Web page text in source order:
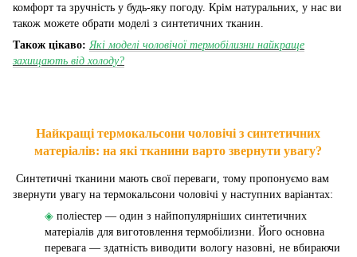
комфорт та зручність у будь-яку погоду. Крім натуральних, у нас ви
також можете обрати моделі з синтетичних тканин.
Також цікаво: Які моделі чоловічої термобілизни найкраще
захищають від холоду?
Найкращі термокальсони чоловічі з синтетичних
матеріалів: на які тканини варто звернути увагу?
Синтетичні тканини мають свої переваги, тому пропонуємо вам
звернути увагу на термокальсони чоловічі у наступних варіантах:
◈ поліестер — один з найпопулярніших синтетичних
матеріалів для виготовлення термобілизни. Його основна
перевага — здатність виводити вологу назовні, не вбираючи